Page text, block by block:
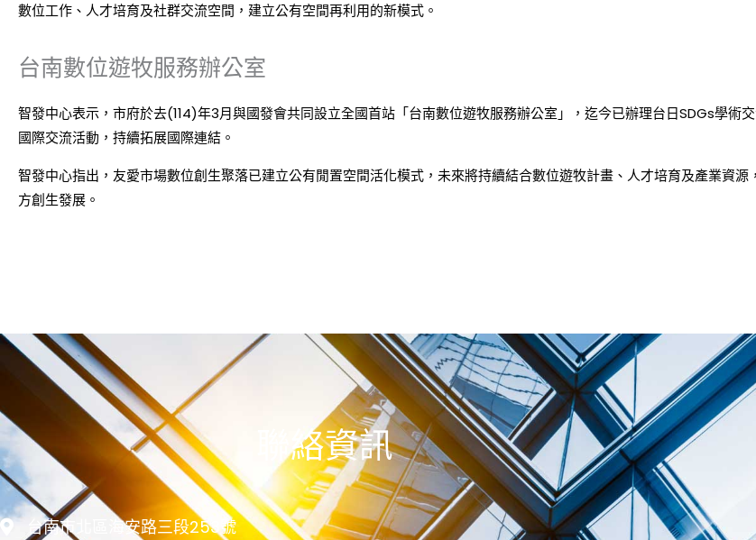
數位工作、人才培育及社群交流空間，建立公有空間再利用的新模式。
台南數位遊牧服務辦公室
智發中心表示，市府於去(114)年3月與國發會共同設立全國首站「台南數位遊牧服務辦公室」，迄今已辦理台日SDGs學
國際交流活動，持續拓展國際連結。
智發中心指出，友愛市場數位創生聚落已建立公有閒置空間活化模式，未來將持續結合數位遊牧計畫、人才培育及產業資
方創生發展。
聯絡資訊
台南市北區海安路三段253號